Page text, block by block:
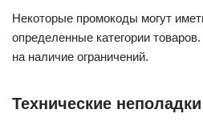
Некоторые промокоды могут
определенные категории
на наличие ограничений.
Технические неполадки